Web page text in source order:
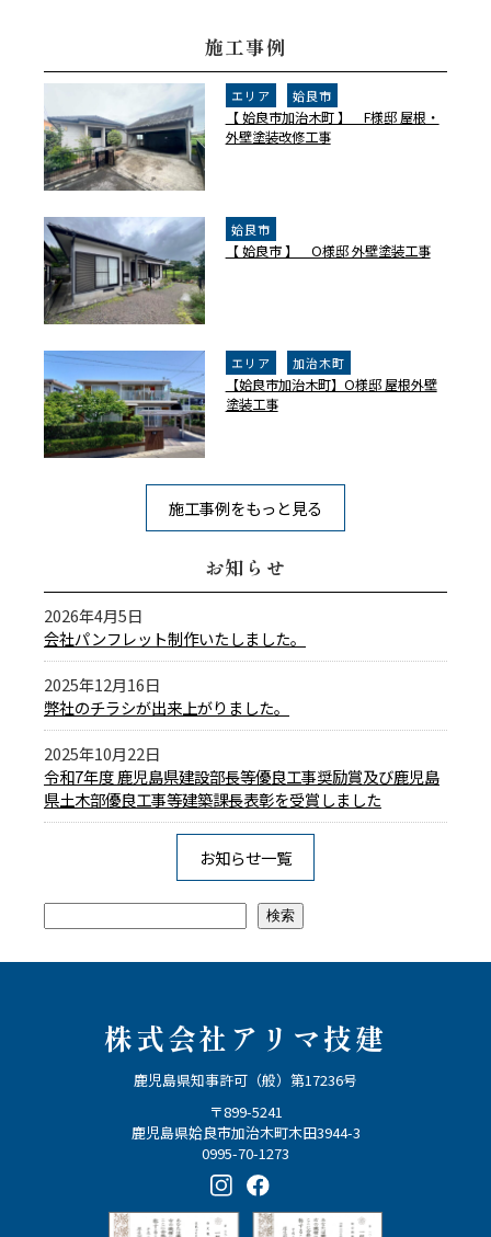
施工事例
エリア 姶良市
【 姶良市加治木町 】 F様邸 屋根・
外壁塗装改修工事
姶良市
【 姶良市 】 O様邸 外壁塗装工事
エリア 加治木町
【姶良市加治木町】O様邸 屋根外壁
塗装工事
施工事例をもっと見る
お知らせ
2026年4月5日
会社パンフレット制作いたしました。
2025年12月16日
弊社のチラシが出来上がりました。
2025年10月22日
令和7年度 鹿児島県建設部長等優良工事奨励賞及び鹿児島
県土木部優良工事等建築課長表彰を受賞しました
お知らせ一覧
検索
株式会社アリマ技建
鹿児島県知事許可（般）第17236号
〒899-5241
鹿児島県姶良市加治木町木田3944-3
0995-70-1273